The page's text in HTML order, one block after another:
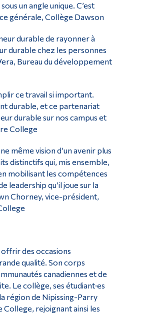
un angle unique. C’est
générale, Collège Dawson
durable de rayonner à
durable chez les personnes
Bureau du développement
ce travail si important.
durable, et ce partenariat
durable sur nos campus et
College
même vision d’un avenir plus
distinctifs qui, mis ensemble,
mobilisant les compétences
leadership qu’il joue sur la
Chorney, vice-président,
des occasions
qualité. Son corps
canadiennes et de
Le collège, ses étudiant·es
région de Nipissing-Parry
College, rejoignant ainsi les